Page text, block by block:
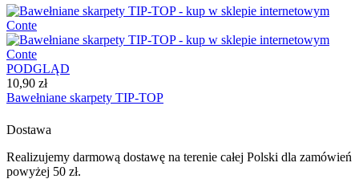
PODGLĄD
10,90 zł
Bawełniane skarpety TIP-TOP
Dostawa
Realizujemy darmową dostawę na terenie całej Polski dla zamówień
powyżej 50 zł.